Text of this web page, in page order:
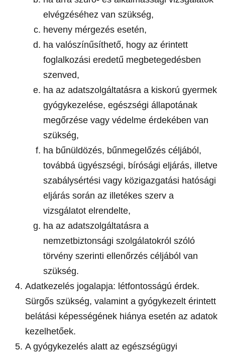
elvégzéséhez van szükség,
heveny mérgezés esetén,
ha valószínűsíthető, hogy az érintett
foglalkozási eredetű megbetegedésben
szenved,
ha az adatszolgáltatásra a kiskorú gyermek
gyógykezelése, egészségi állapotának
megőrzése vagy védelme érdekében van
szükség,
ha bűnüldözés, bűnmegelőzés céljából,
továbbá ügyészségi, bírósági eljárás, illetve
szabálysértési vagy közigazgatási hatósági
eljárás során az illetékes szerv a
vizsgálatot elrendelte,
ha az adatszolgáltatásra a
nemzetbiztonsági szolgálatokról szóló
törvény szerinti ellenőrzés céljából van
szükség.
Adatkezelés jogalapja: létfontosságú érdek.
Sürgős szükség, valamint a gyógykezelt érintett
belátási képességének hiánya esetén az adatok
kezelhetőek.
A gyógykezelés alatt az egészségügyi